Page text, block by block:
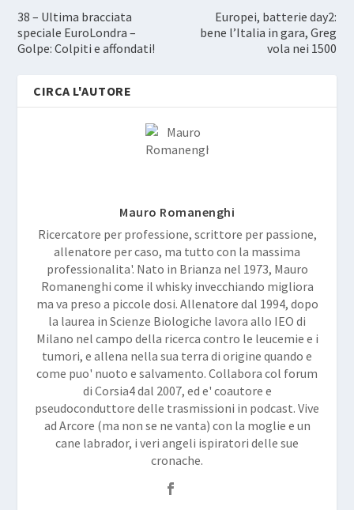
38 – Ultima bracciata
speciale EuroLondra –
Golpe: Colpiti e affondati!
Europei, batterie day2:
bene l’Italia in gara, Greg
vola nei 1500
CIRCA L'AUTORE
Mauro Romanenghi
Ricercatore per professione, scrittore per passione,
allenatore per caso, ma tutto con la massima
professionalita'. Nato in Brianza nel 1973, Mauro
Romanenghi come il whisky invecchiando migliora
ma va preso a piccole dosi. Allenatore dal 1994, dopo
la laurea in Scienze Biologiche lavora allo IEO di
Milano nel campo della ricerca contro le leucemie e i
tumori, e allena nella sua terra di origine quando e
come puo' nuoto e salvamento. Collabora col forum
di Corsia4 dal 2007, ed e' coautore e
pseudoconduttore delle trasmissioni in podcast. Vive
ad Arcore (ma non se ne vanta) con la moglie e un
cane labrador, i veri angeli ispiratori delle sue
cronache.